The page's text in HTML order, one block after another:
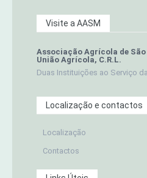
Visite a AASM
Associação Agrícola de
União Agrícola, C.R.L.
Duas Instituições ao Serviço
Localização e contactos
Localização
Contactos